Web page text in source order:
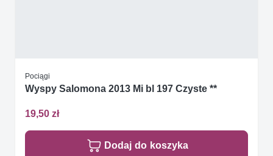
Pociągi
Wyspy Salomona 2013 Mi bl 197 Czyste **
19,50 zł
Dodaj do koszyka